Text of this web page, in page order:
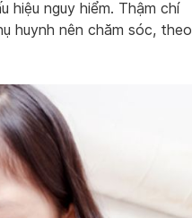
nguy hiểm. Thậm chí
huynh nên chăm sóc, theo